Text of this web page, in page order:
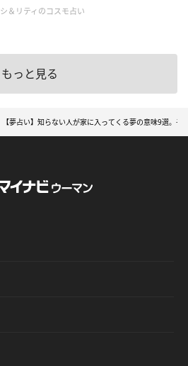
＆リティのコスモ占い
もっと見る
【夢占い】知らない人が家に入ってくる夢の意味9選。